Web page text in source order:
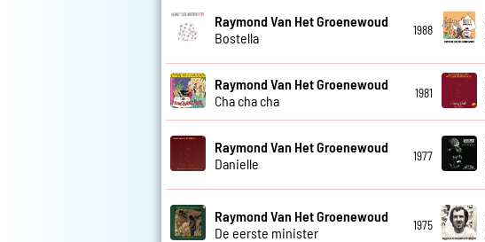
Raymond Van Het Groenewoud
Bostella
1988
Raymond Van Het Groenewoud
Cha cha cha
1981
Raymond Van Het Groenewoud
Danielle
1977
Raymond Van Het Groenewoud
De eerste minister
1975